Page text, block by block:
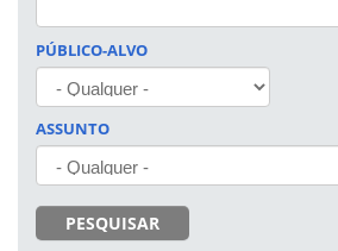
PÚBLICO-ALVO
ASSUNTO
PESQUISAR